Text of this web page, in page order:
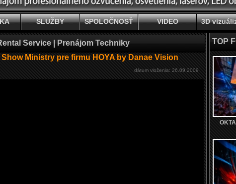
SLUŽBY SPOLOČNOSŤ VIDEO 3D
Service | Prenájom Techniky
Ministry pre firmu HOYA by Danae Vision
dátum vloženia: 26.09.2009
TOP